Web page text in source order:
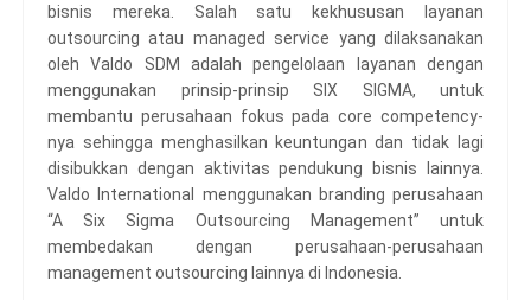
bisnis mereka. Salah satu kekhususan layanan
outsourcing atau managed service yang dilaksanakan
oleh Valdo SDM adalah pengelolaan layanan dengan
menggunakan prinsip-prinsip SIX SIGMA, untuk
membantu perusahaan fokus pada core competency-
nya sehingga menghasilkan keuntungan dan tidak lagi
disibukkan dengan aktivitas pendukung bisnis lainnya.
Valdo International menggunakan branding perusahaan
“A Six Sigma Outsourcing Management” untuk
membedakan dengan perusahaan-perusahaan
management outsourcing lainnya di Indonesia.